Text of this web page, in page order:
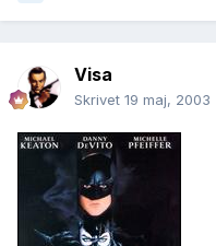
Visa
Skrivet 19 maj, 2003